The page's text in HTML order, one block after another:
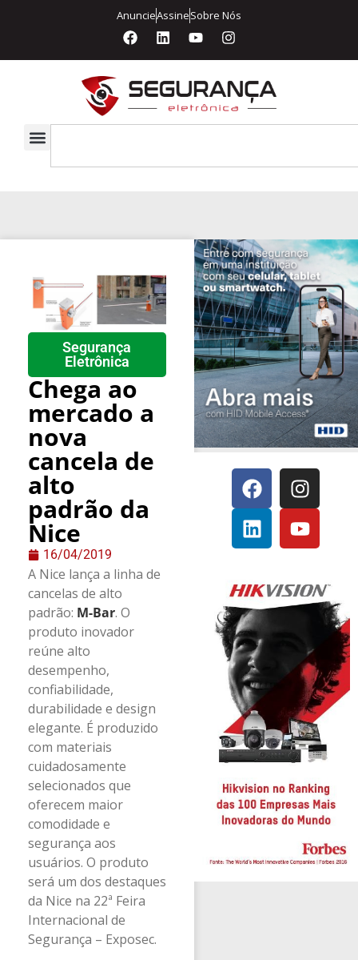
AnuncieAssineSobre Nós
Segurança
Eletrônica
Chega ao
mercado a
nova
cancela de
alto
padrão da
Nice
16/04/2019
A Nice lança a linha de
cancelas de alto
padrão: M-Bar. O
produto inovador
reúne alto
desempenho,
confiabilidade,
durabilidade e design
elegante. É produzido
com materiais
cuidadosamente
selecionados que
oferecem maior
comodidade e
segurança aos
usuários. O produto
será um dos destaques
da Nice na 22ª Feira
Internacional de
Segurança – Exposec.